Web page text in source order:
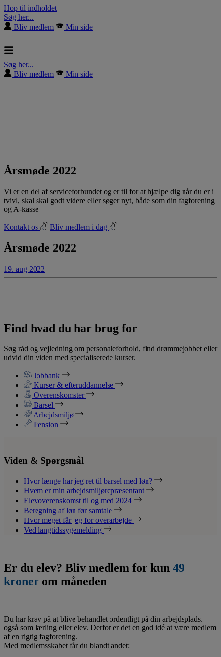
Hop til indholdet
Søg her...
Bliv medlem
Min side
Søg her...
Bliv medlem
Min side
Årsmøde 2022
Vi er en del af serviceforbundet og er til for at hjælpe dig når du er i
tvivl, skal skal godt videre eller søger nyt, både som din fagforening
og A-kasse
Kontakt os Bliv medlem i dag
Årsmøde 2022
19. aug 2022
Find hvad du har brug for
Søg råd og vejledning om personaleforhold, find drømmejobbet eller
udvid din viden med specialiserede kurser.
Jobbank
Kurser & efteruddannelse
Overenskomster
Barsel
Arbejdsmiljø
Pension
Viden & Spørgsmål
Hvor længe har jeg ret til barsel med løn?
Hvem er min arbejdsmiljørepræsentant
Elevoverenskomst til og med 2024
Beregning af løn før samtale
Hvor meget får jeg for overarbejde
Ved langtidssygemelding
Er du elev? Bliv medlem for kun 49
kroner om måneden
Du har krav på at blive behandlet ordentligt på din arbejdsplads,
også som lærling eller elev. Derfor er det en god idé at være medlem
af en rigtig fagforening.
Med medlemsskabet får du blandt andet: